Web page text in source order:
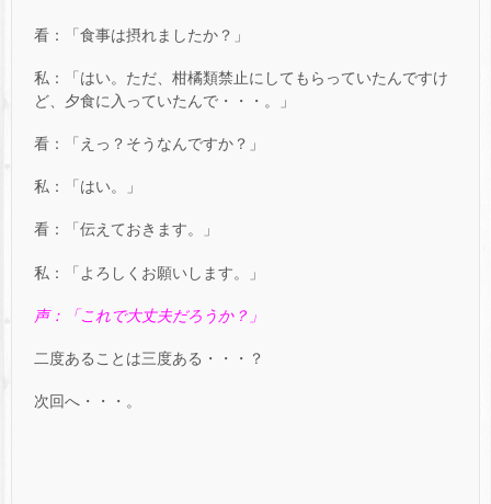
看：「食事は摂れましたか？」
私：「はい。ただ、柑橘類禁止にしてもらっていたんですけ
ど、夕食に入っていたんで・・・。」
看：「えっ？そうなんですか？」
私：「はい。」
看：「伝えておきます。」
私：「よろしくお願いします。」
声：「これで大丈夫だろうか？」
二度あることは三度ある・・・？
次回へ・・・。